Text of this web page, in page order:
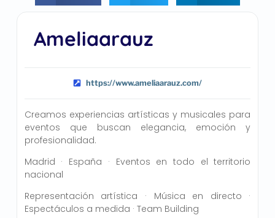
Ameliaarauz
https://www.ameliaarauz.com/
Creamos experiencias artísticas y musicales para
eventos que buscan elegancia, emoción y
profesionalidad.
Madrid · España · Eventos en todo el territorio
nacional
Representación artística · Música en directo ·
Espectáculos a medida · Team Building